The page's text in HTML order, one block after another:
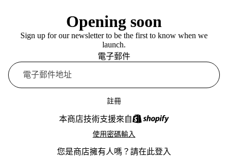
Opening soon
Sign up for our newsletter to be the first to know when we
launch.
電子郵件
註冊
本商店技術支援來自
使用密碼輸入
您是商店擁有人嗎？ 請在此登入